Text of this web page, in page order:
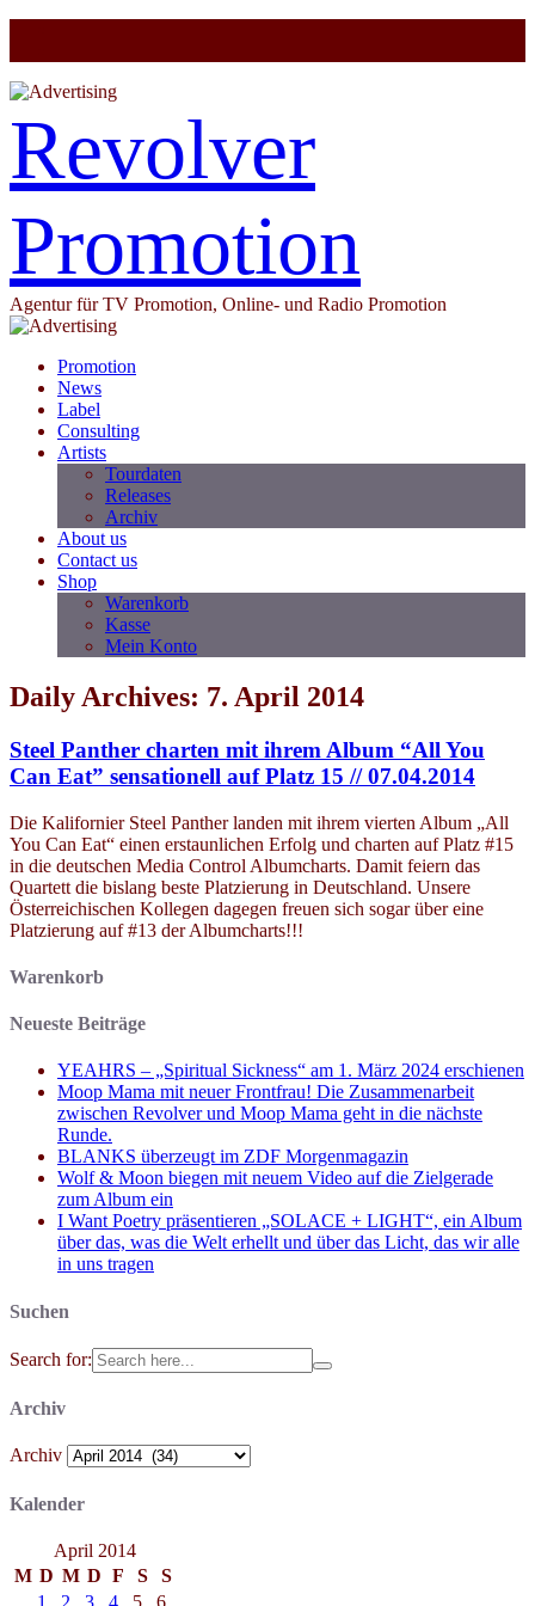
Revolver
Promotion
Agentur für TV Promotion, Online- und Radio Promotion
Promotion
News
Label
Consulting
Artists
Tourdaten
Releases
Archiv
About us
Contact us
Shop
Warenkorb
Kasse
Mein Konto
Daily Archives: 7. April 2014
Steel Panther charten mit ihrem Album “All You
Can Eat” sensationell auf Platz 15 // 07.04.2014
Die Kalifornier Steel Panther landen mit ihrem vierten Album „All
You Can Eat“ einen erstaunlichen Erfolg und charten auf Platz #15
in die deutschen Media Control Albumcharts. Damit feiern das
Quartett die bislang beste Platzierung in Deutschland. Unsere
Österreichischen Kollegen dagegen freuen sich sogar über eine
Platzierung auf #13 der Albumcharts!!!
Warenkorb
Neueste Beiträge
YEAHRS – „Spiritual Sickness“ am 1. März 2024 erschienen
Moop Mama mit neuer Frontfrau! Die Zusammenarbeit
zwischen Revolver und Moop Mama geht in die nächste
Runde.
BLANKS überzeugt im ZDF Morgenmagazin
Wolf & Moon biegen mit neuem Video auf die Zielgerade
zum Album ein
I Want Poetry präsentieren „SOLACE + LIGHT“, ein Album
über das, was die Welt erhellt und über das Licht, das wir alle
in uns tragen
Suchen
Search for:
Archiv
Archiv
Kalender
April 2014
M D M D F S
S
1
2 3 4 5 6